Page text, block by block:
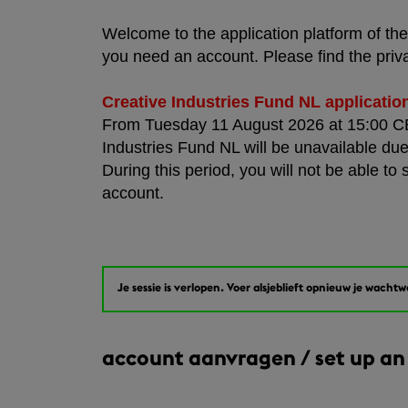
Welcome to the application platform of
you need an account. Please find the
Creative Industries Fund NL
From Tuesday 11 August 2026 at 15:00
Industries Fund NL will be unavailable
During this period, you will not be able to
account.
Je sessie is verlopen. Voer alsjeblieft opnieuw je
account aanvragen / set up